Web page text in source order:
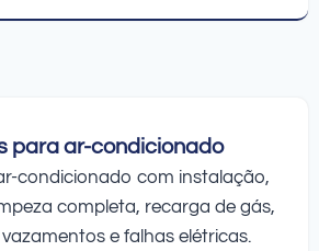
para ar-condicionado
condicionado com instalação,
completa, recarga de gás,
e falhas elétricas.